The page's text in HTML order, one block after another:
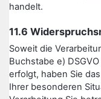
handelt.
11.6
Soweit die
Buchstabe e)
erfolgt, haben Sie
Ihrer besonderen